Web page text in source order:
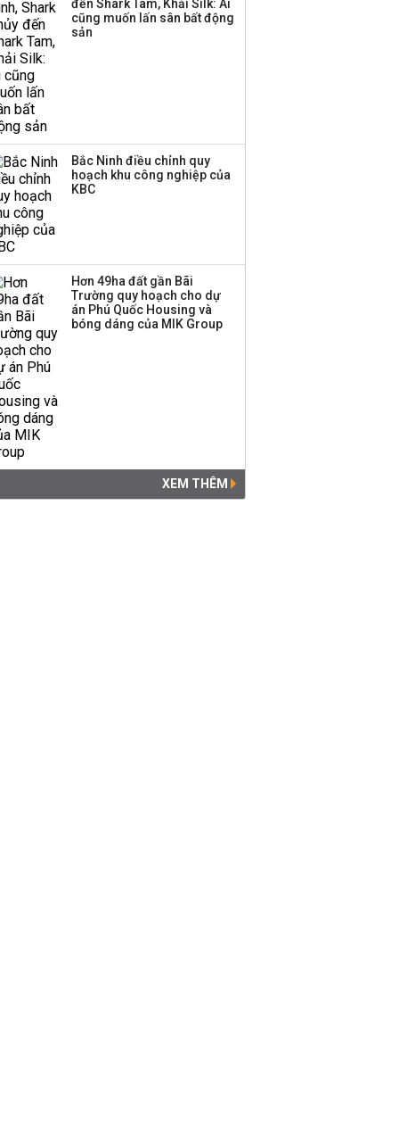
đến Shark Tam, Khải Silk: Ai
cũng muốn lấn sân bất động
sản
Bắc Ninh điều chỉnh quy
hoạch khu công nghiệp của
KBC
Hơn 49ha đất gần Bãi
Trường quy hoạch cho dự
án Phú Quốc Housing và
bóng dáng của MIK Group
XEM THÊM